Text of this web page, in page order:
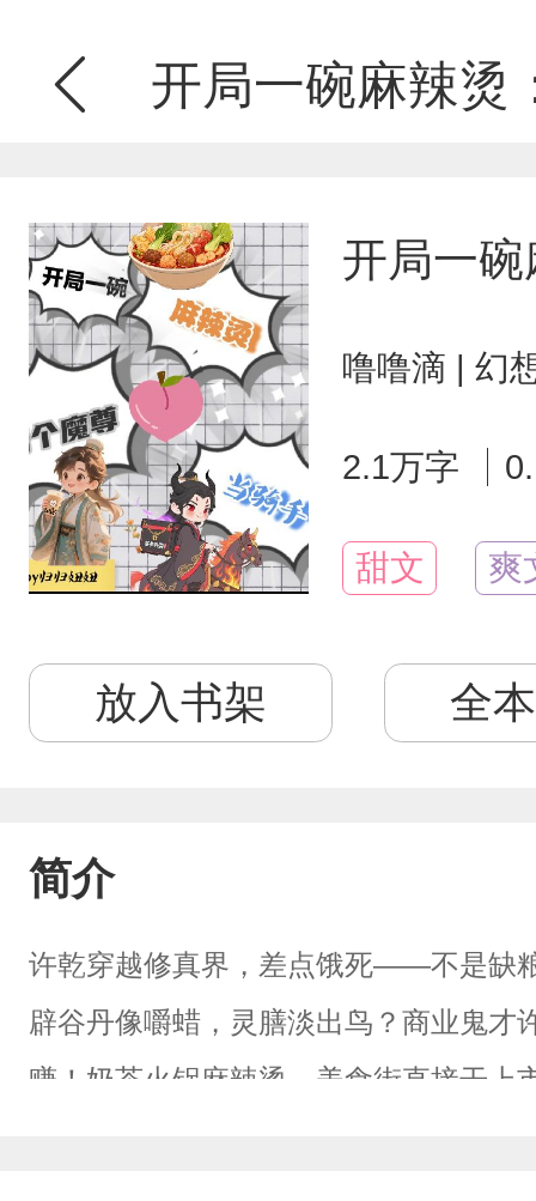
开局一碗麻辣烫
开局一
噜噜滴 | 幻
2.1万字
甜文 爽
放入书架 全
简介
许乾穿越修真界，差点饿死——不是缺
辟谷丹像嚼蜡，灵膳淡出鸟？商业鬼才
赚！奶茶火锅麻辣烫，美食街直接干上